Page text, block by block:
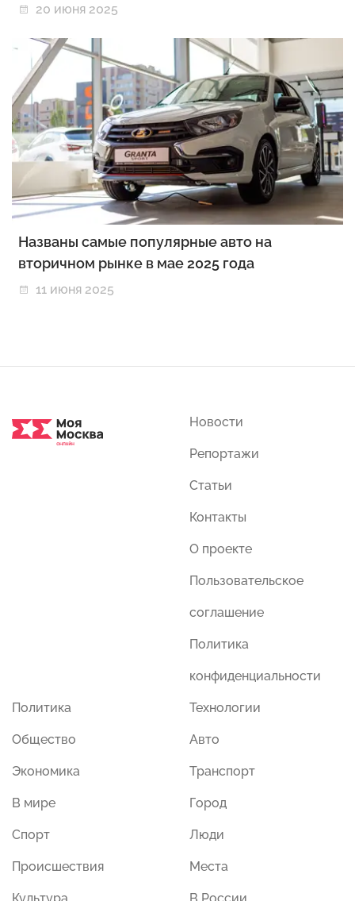
20 июня 2025
Названы самые популярные авто на
вторичном рынке в мае 2025 года
11 июня 2025
Новости
Репортажи
Статьи
Контакты
О проекте
Пользовательское
соглашение
Политика
конфиденциальности
Политика
Общество
Экономика
В мире
Спорт
Происшествия
Культура
Технологии
Авто
Транспорт
Город
Люди
Места
В России